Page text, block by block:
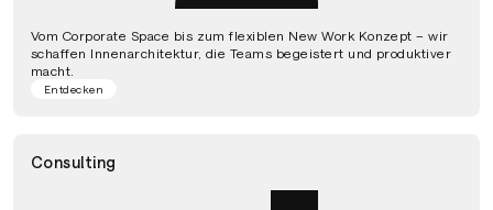
Vom Corporate Space bis zum flexiblen New Work Konzept – wir
schaffen Innenarchitektur, die Teams begeistert und produktiver
macht.
Entdecken
Consulting